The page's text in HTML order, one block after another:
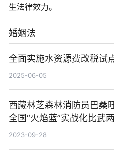
生法律效力。
婚姻法
全面实施水资源费改税试
2025-06-05
西藏林芝森林消防员巴桑
全国“火焰蓝”实战化比武
牌_天天百事通
2023-09-28